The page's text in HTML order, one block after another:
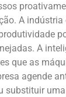
A
A
que as
agende
substituir